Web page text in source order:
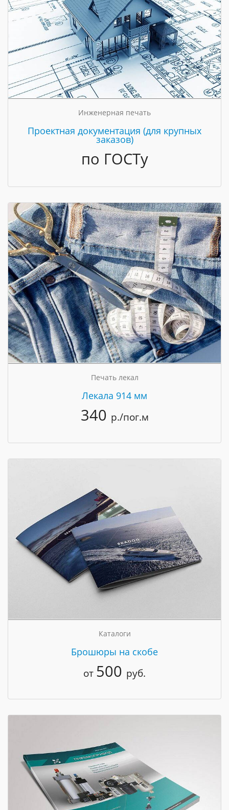
Инженерная печать
Проектная документация (для крупных
заказов)
по ГОСТу
Печать лекал
Лекала 914 мм
340 р./пог.м
Каталоги
Брошюры на скобе
от 500 руб.